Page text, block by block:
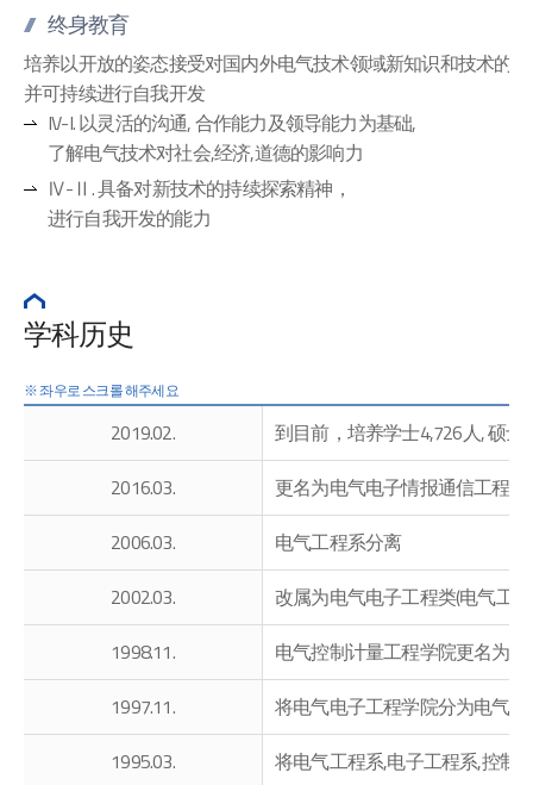
终身教育
培养以开放的姿态接受对国内外电气技术领域新知识和技术的
并可持续进行自我开发
IV-I. 以灵活的沟通, 合作能力及领导能力为基础,
了解电气技术对社会,经济,道德的影响力
Ⅳ-Ⅱ. 具备对新技术的持续探索精神，
进行自我开发的能力
学科历史
2019.02.
到目前，培养学士4,726人, 硕士
2016.03.
更名为电气电子情报通信工程
2006.03.
电气工程系分离
2002.03.
改属为电气电子工程类(电气工
1998.11.
电气控制计量工程学院更名为
1997.11.
将电气电子工程学院分为电气
1995.03.
将电气工程系,电子工程系,控制